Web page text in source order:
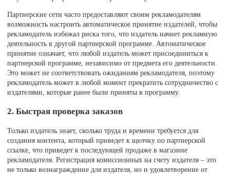
Партнерские сети часто предоставляют своим рекламодателям
возможность настроить автоматическое принятие издателей, чтобы
рекламодатель избежал риска того, что издатель начнет рекламную
деятельность в другой партнерской программе. Автоматическое
принятие означает, что любой издатель может присоединиться к
партнерской программе, независимо от предмета его деятельности.
Это может не соответствовать ожиданиям рекламодателя, поэтому
рекламодатель может в любой момент прекратить сотрудничество с
издателями, которые ранее были приняты в программу.
2. Быстрая проверка заказов
Только издатель знает, сколько труда и времени требуется для
создания контента, который приведет к щелчку по партнерской
ссылке, что приведет к последующей продаже в магазине
рекламодателя. Регистрация комиссионных на счету издателя – это
не только вознаграждение для издателя, но и удовлетворение от